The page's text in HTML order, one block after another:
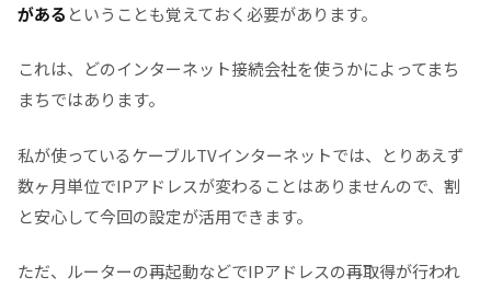
がある ということも覚えておく必要があります。
これは、どのインターネット接続会社を使うかによってまち
まちではあります。
私が使っているケーブルTVインターネットでは、とりあえず
数ヶ月単位でIPアドレスが変わることはありませんので、割
と安心して今回の設定が活用できます。
ただ、ルーターの再起動などでIPアドレスの再取得が行われ